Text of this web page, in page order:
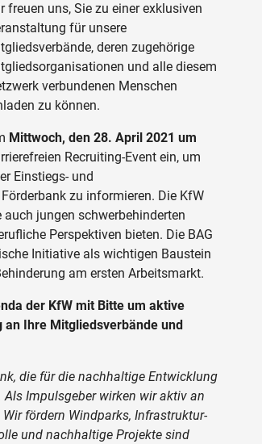
freuen uns, Sie zu einer exklusiven
für unsere
deren zugehörige
und alle diesem
verbundenen Menschen
zu können.
Mittwoch, den 28. April 2021 um
Recruiting-Event ein, um
Einstiegs- und
zu informieren. Die KfW
jungen schwerbehinderten
Perspektiven bieten. Die BAG
Initiative als wichtigen Baustein
am ersten Arbeitsmarkt.
der KfW mit Bitte um aktive
Ihre Mitgliedsverbände und
die für die nachhaltige Entwicklung
Impulsgeber wirken wir aktiv an
fördern Windparks, Infrastruktur-
und nachhaltige Projekte sind